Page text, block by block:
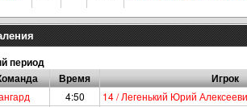
период
Время Игрок
4:50 14 / Легенький Юрий